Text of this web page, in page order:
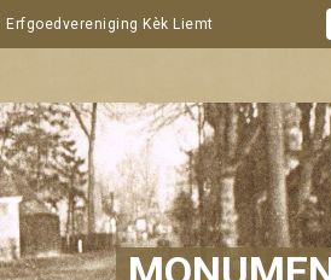
Erfgoedvereniging Kèk Liemt